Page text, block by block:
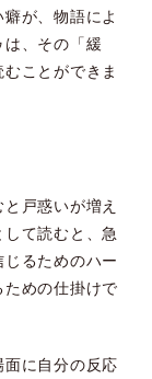
が、物語によ
、その「緩
ことができま
戸惑いが増え
て読むと、急
るためのハー
ための仕掛けで
に自分の反応